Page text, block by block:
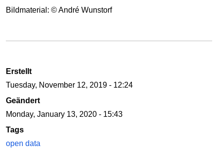
Bildmaterial: © André Wunstorf
Erstellt
Tuesday, November 12, 2019 - 12:24
Geändert
Monday, January 13, 2020 - 15:43
Tags
open data